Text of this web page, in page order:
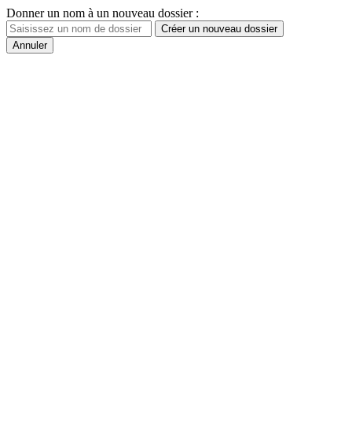
Donner un nom à un nouveau dossier :
Créer un nouveau dossier
Annuler